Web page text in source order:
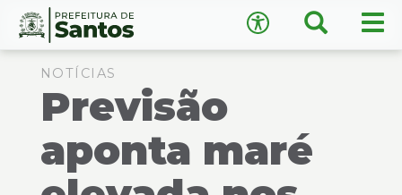
Ir
conteúdo
Busca
Acessibilidade ×
A+
Conteúdo
NOTÍCIAS
Previsão
aponta maré